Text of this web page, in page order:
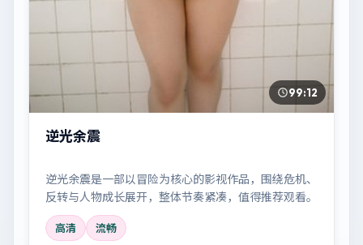
99:12
逆光余震
逆光余震是一部以冒险为核心的影视作品，围绕危机、
反转与人物成长展开，整体节奏紧凑，值得推荐观看。
高清 流畅